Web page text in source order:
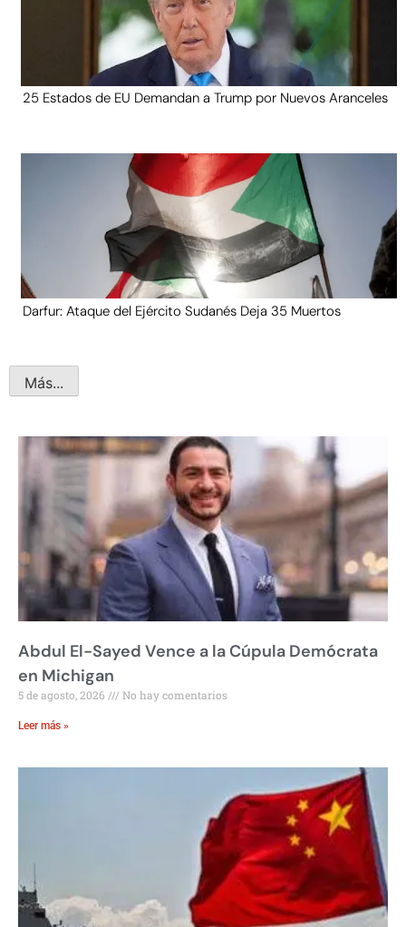
25 Estados de EU Demandan a Trump por Nuevos Aranceles
Darfur: Ataque del Ejército Sudanés Deja 35 Muertos
Más...
Abdul El-Sayed Vence a la Cúpula Demócrata
en Michigan
5 de agosto, 2026 No hay comentarios
Leer más »